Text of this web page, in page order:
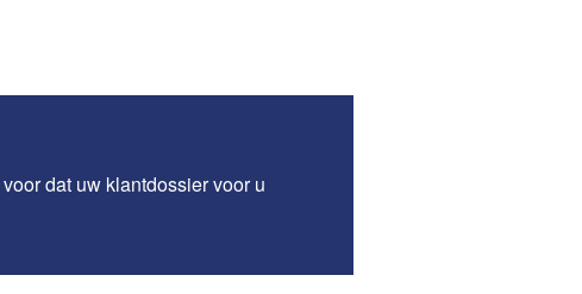
dat uw klantdossier voor u